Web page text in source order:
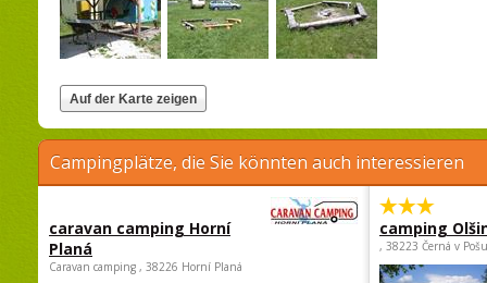
Campingplätze, die Sie könnten auch interessieren
caravan camping Horní
Planá
Caravan camping , 38226 Horní Planá
camping
, 38223 Černá v